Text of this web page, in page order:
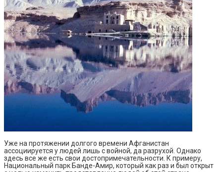
Уже на протяжении долгого времени Афганистан
ассоциируется у людей лишь с войной, да разрухой. Однако
здесь все же есть свои достопримечательности. К примеру,
Национальный парк Банде-Амир, который как раз и был открыт